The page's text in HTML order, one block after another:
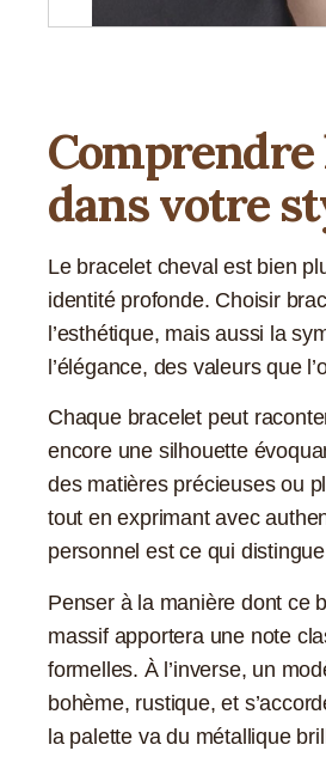
Comprendre
dans votre
Le bracelet cheval est bien
identité profonde. Choisir
l’esthétique, mais aussi la
l’élégance, des valeurs que
Chaque bracelet peut
encore une silhouette
des matières précieuses ou
tout en exprimant avec
personnel est ce qui
Penser à la manière dont ce
massif apportera une note
formelles. À l’inverse, un
bohème, rustique, et
la palette va du métallique